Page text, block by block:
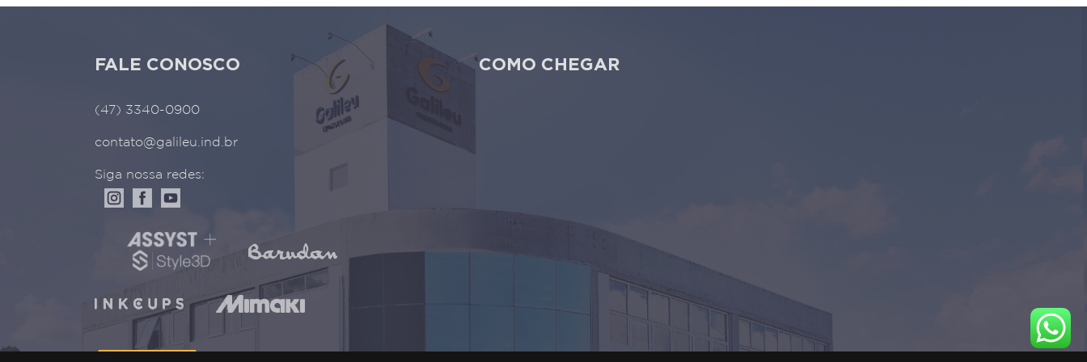
FALE CONOSCO
(47) 3340-0900
contato@galileu.ind.br
Siga nossa redes:
COMO CHEGAR